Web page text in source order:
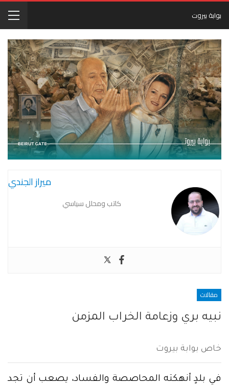
بوابة بيروت
ميراز الجندي
كاتب ومحلل سياسي
مقالات
نبيه بري وزعامة الخراب المزمن
خاص بوابة بيروت
في بلدٍ أنهكته المحاصصة والفساد، يصعب أن تجد